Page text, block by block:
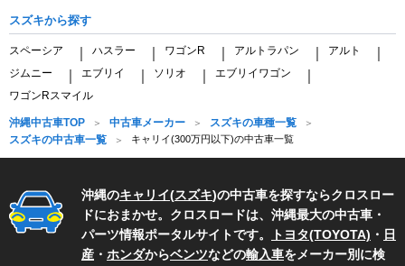
スズキから探す
スペーシア ハスラー ワゴンR アルトラパン アルト
ジムニー エブリイ ソリオ エブリイワゴン
ワゴンRスマイル
沖縄中古車TOP 中古車メーカー
スズキの車種一覧
スズキの中古車一覧
キャリイ(300万円以下)の中古車一覧
沖縄のキャリイ(スズキ)の中古車を探すならクロスロー
ドにおまかせ。クロスロードは、沖縄最大の中古車・
パーツ情報ポータルサイトです。
トヨタ(TOYOTA) ・ 日
産 ・ ホンダからベンツなどの輸入車をメーカー別に検